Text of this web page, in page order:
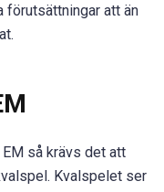
förutsättningar att än
så krävs det att
Kvalspelet ser